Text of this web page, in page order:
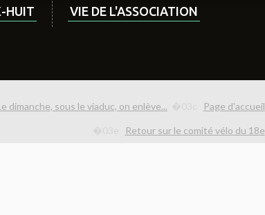
HUIT VIE DE L'ASSOCIATION
dimanche, sous le viaduc, on enlève... Page d'accueil
Retour sur le comité vélo du 18e